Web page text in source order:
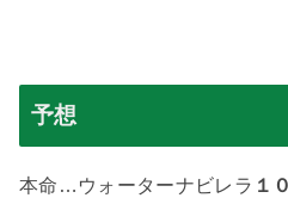
予想
本命…ウォーターナビレラ １